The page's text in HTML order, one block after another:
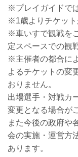
※プレイガイドで
※1歳よりチケット
※車いすで観戦を
定スペースでの観
※主催者の都合に
よるチケットの変
おりません。
出場選手・対戦カ
変更となる場合が
また今後の政府や
会の実施・運営方
あります。